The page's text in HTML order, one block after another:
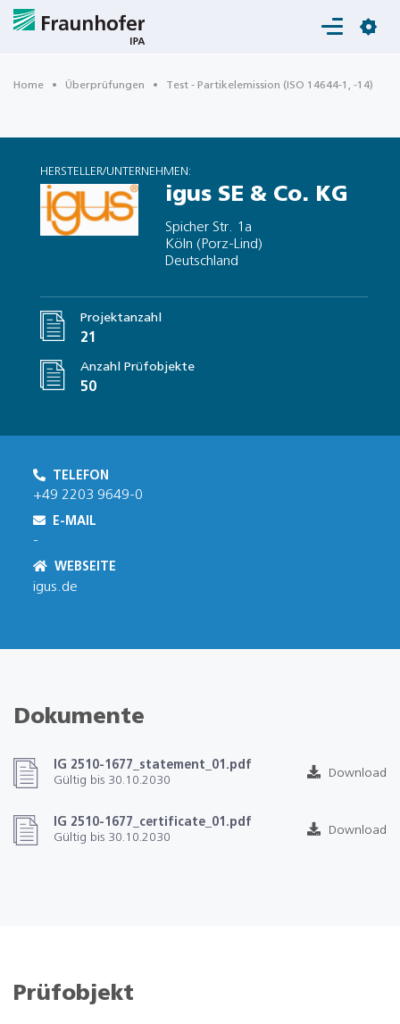
Login
Home Überprüfungen Test - Partikelemission (ISO 14644-1, -14)
HERSTELLER/UNTERNEHMEN:
igus SE & Co. KG
Spicher Str. 1a
Köln (Porz-Lind)
Deutschland
Projektanzahl
21
Anzahl Prüfobjekte
50
TELEFON
+49 2203 9649-0
E-MAIL
-
WEBSEITE
igus.de
Dokumente
IG 2510-1677_statement_01.pdf
Gültig bis 30.10.2030
Download
IG 2510-1677_certificate_01.pdf
Gültig bis 30.10.2030
Download
Prüfobjekt